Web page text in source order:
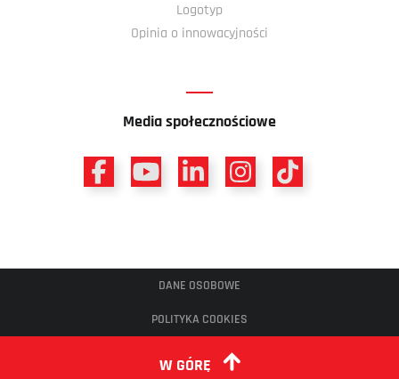
Logotyp
Opinia o innowacyjności
Media społecznościowe
DANE OSOBOWE
POLITYKA COOKIES
W GÓRĘ